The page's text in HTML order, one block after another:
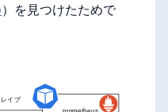
）を見つけたためで